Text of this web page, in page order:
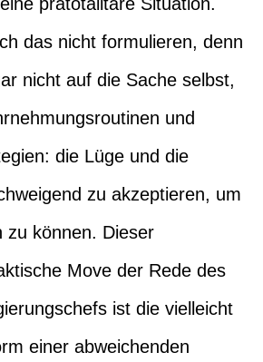
das nicht formulieren, denn
nicht auf die Sache selbst,
und
die Lüge und die
zu akzeptieren, um
zu können. Dieser
Move der Rede des
ist die vielleicht
einer abweichenden